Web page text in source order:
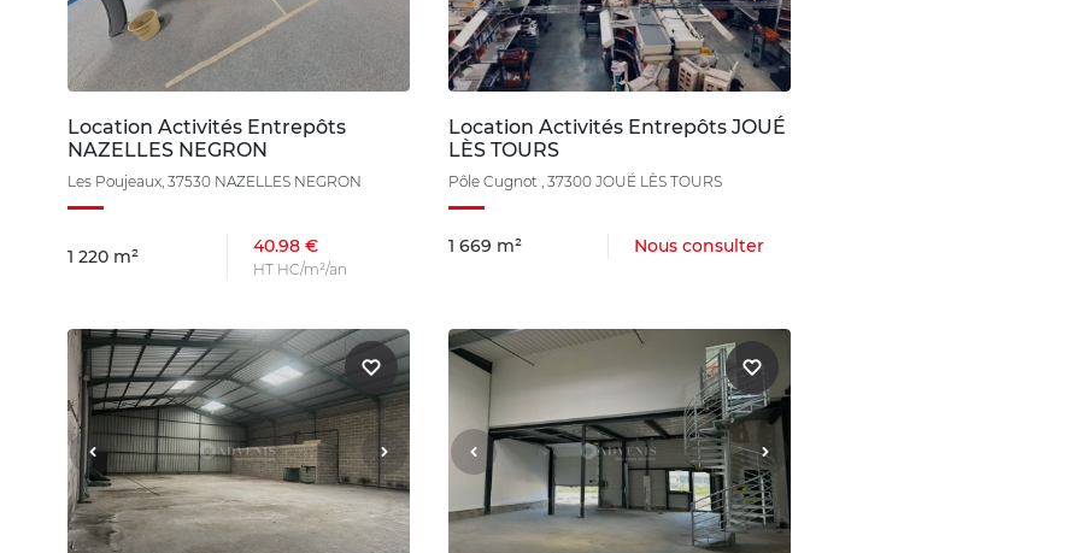
Location Activités Entrepôts
NAZELLES NEGRON
Les Poujeaux, 37530 NAZELLES NEGRON
1 220 m² 40.98 €
HT HC/m²/an
Location Activités Entrepôts JOUÉ
LÈS TOURS
Pôle Cugnot , 37300 JOUÉ LÈS TOURS
1 669 m² Nous consulter